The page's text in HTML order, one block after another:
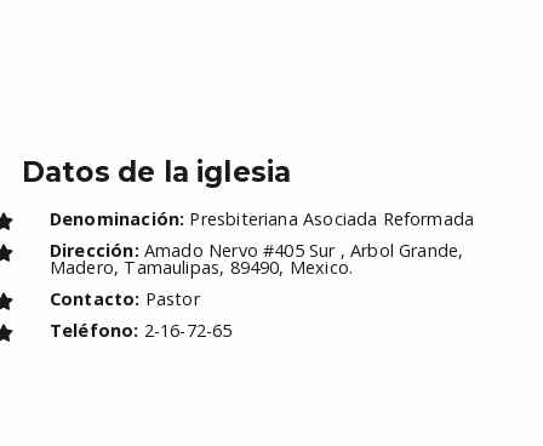
Datos de la iglesia
Denominación: Presbiteriana Asociada Reformada
Dirección: Amado Nervo #405 Sur , Arbol Grande,
Madero, Tamaulipas, 89490, Mexico.
Contacto: Pastor
Teléfono: 2-16-72-65